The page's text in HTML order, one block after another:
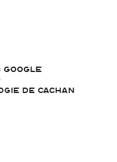
de Cachan